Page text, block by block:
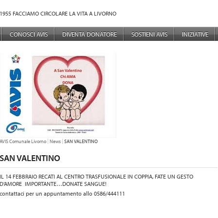
FACCIAMO CIRCOLARE LA VITA A LIVORNO
PRINCIPALE
CONOSCI AVIS DIVENTA DONATORE SOSTIENI AVIS INIZIATIVE
TU SEI QUI:
AVIS Comunale Livorno News SAN VALENTINO
SAN VALENTINO
IL 14 FEBBRAIO RECATI AL CENTRO TRASFUSIONALE IN COPPIA, FATE UN GESTO
D’AMORE IMPORTANTE…DONATE SANGUE!
contattaci per un appuntamento allo 0586/444111